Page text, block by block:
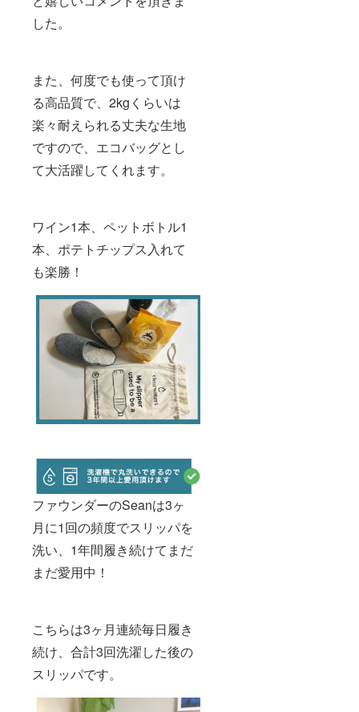
した。
また、何度でも使って頂け
る高品質で、2kgくらいは
楽々耐えられる丈夫な生地
ですので、エコバッグとし
て大活躍してくれます。
ワイン1本、ペットボトル1
本、ポテトチップス入れて
も楽勝！
ファウンダーのSeanは3ヶ
月に1回の頻度でスリッパを
洗い、1年間履き続けてまだ
まだ愛用中！
こちらは3ヶ月連続毎日履き
続け、合計3回洗濯した後の
スリッパです。